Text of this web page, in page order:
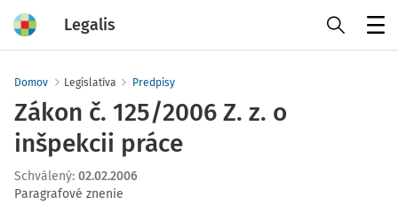
Legalis
Domov Legislatíva Predpisy
Zákon č. 125/2006 Z. z. o
inšpekcii práce
Schválený: 02.02.2006
Paragrafové znenie